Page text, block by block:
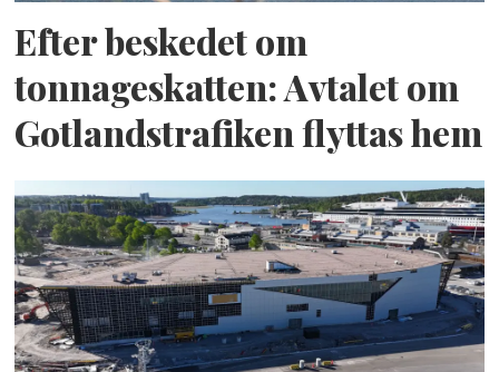
Efter beskedet om
tonnageskatten: Avtalet om
Gotlandstrafiken flyttas hem